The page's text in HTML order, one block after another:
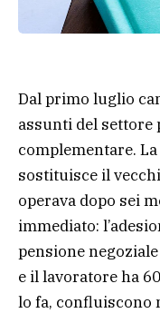
Dal primo luglio
assunti del settore
complementare.
sostituisce il
operava dopo sei
immediato:
pensione
e il lavoratore ha
lo fa, confluiscono